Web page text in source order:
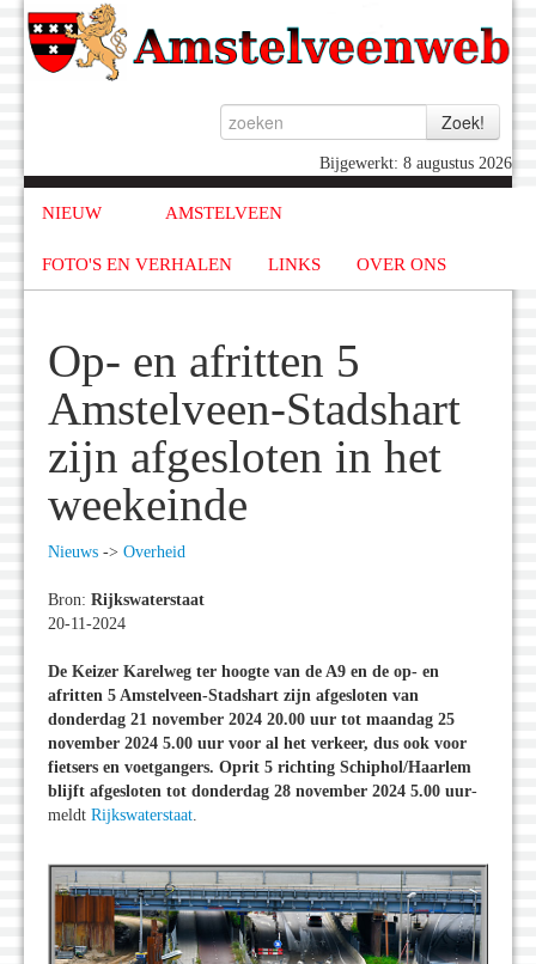
Bijgewerkt: 8 augustus 2026
NIEUW AMSTELVEEN
FOTO'S EN VERHALEN LINKS OVER ONS
Op- en afritten 5
Amstelveen-Stadshart
zijn afgesloten in het
weekeinde
Nieuws -> Overheid
Bron: Rijkswaterstaat
20-11-2024
De Keizer Karelweg ter hoogte van de A9 en de op- en
afritten 5 Amstelveen-Stadshart zijn afgesloten van
donderdag 21 november 2024 20.00 uur tot maandag 25
november 2024 5.00 uur voor al het verkeer, dus ook voor
fietsers en voetgangers. Oprit 5 richting Schiphol/Haarlem
blijft afgesloten tot donderdag 28 november 2024 5.00 uur-
meldt Rijkswaterstaat.